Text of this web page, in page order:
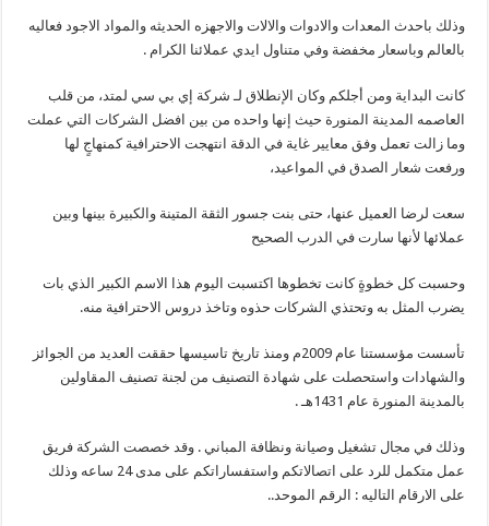
وذلك باحدث المعدات والادوات والالات والاجهزه الحديثه والمواد الاجود فعاليه
بالعالم وباسعار مخفضة وفي متناول ايدي عملائنا الكرام .
كانت البداية ومن أجلكم وكان الإنطلاق لـ شركة إي بي سي لمتد، من قلب
العاصمه المدينة المنورة حيث إنها واحده من بين افضل الشركات التي عملت
وما زالت تعمل وفق معايير غاية في الدقة انتهجت الاحترافية كمنهاجٍ لها
ورفعت شعار الصدق في المواعيد،
سعت لرضا العميل عنها، حتى بنت جسور الثقة المتينة والكبيرة بينها وبين
عملائها لأنها سارت في الدرب الصحيح
وحسبت كل خطوةٍ كانت تخطوها اكتسبت اليوم هذا الاسم الكبير الذي بات
يضرب المثل به وتحتذي الشركات حذوه وتاخذ دروس الاحترافية منه.
تأسست مؤسستنا عام 2009م ومنذ تاريخ تاسيسها حققت العديد من الجوائز
والشهادات واستحصلت على شهادة التصنيف من لجنة تصنيف المقاولين
بالمدينة المنورة عام 1431هـ .
وذلك في مجال تشغيل وصيانة ونظافة المباني . وقد خصصت الشركة فريق
عمل متكمل للرد على اتصالاتكم واستفساراتكم على مدى 24 ساعه وذلك
على الارقام التاليه : الرقم الموحد..